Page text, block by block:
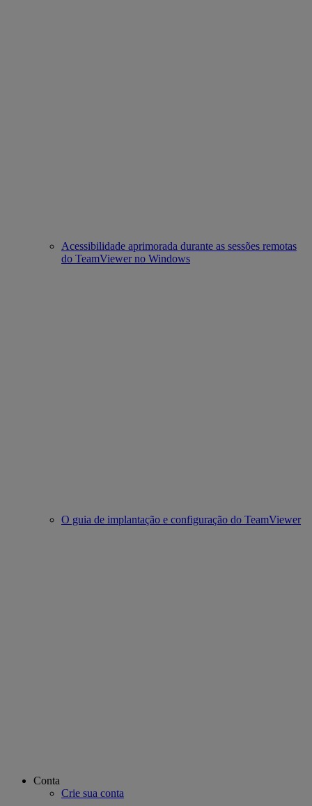
Acessibilidade aprimorada durante as sessões remotas
do TeamViewer no Windows
O guia de implantação e configuração do TeamViewer
Conta
Crie sua conta